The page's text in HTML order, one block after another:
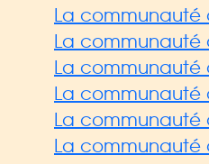
La communauté
La communauté
La communauté
La communauté
La communauté
La communauté